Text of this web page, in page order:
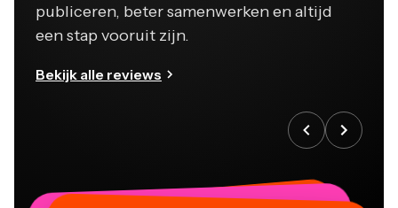
publiceren, beter samenwerken en altijd
een stap vooruit zijn.
Bekijk alle reviews